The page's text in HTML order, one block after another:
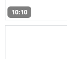
10:10